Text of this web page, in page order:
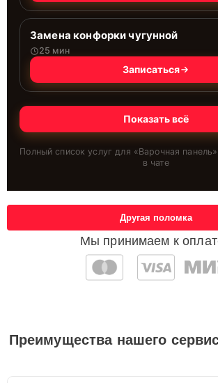
Замена конфорки чугунной
25 мин
Записаться
Показать всё
Полный список услуг для «Варочная панель
в чате
Мы принимаем к
Другая поломка
Преимущества нашего